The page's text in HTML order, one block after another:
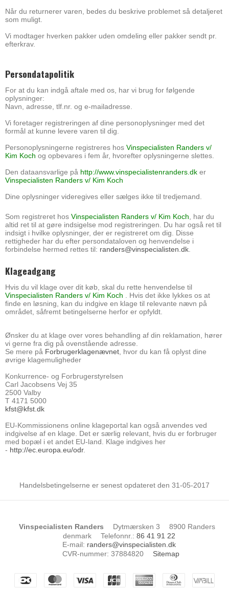
Når du returnerer varen, bedes du beskrive problemet så detaljeret
som muligt.
Vi modtager hverken pakker uden omdeling eller pakker sendt pr.
efterkrav.
Persondatapolitik
For at du kan indgå aftale med os, har vi brug for følgende
oplysninger:
Navn, adresse, tlf.nr. og e-mailadresse.
Vi foretager registreringen af dine personoplysninger med det
formål at kunne levere varen til dig.
Personoplysningerne registreres hos Vinspecialisten Randers v/
Kim Koch og opbevares i fem år, hvorefter oplysningerne slettes.
Den dataansvarlige på http://www.vinspecialistenranders.dk er
Vinspecialisten Randers v/ Kim Koch
Dine oplysninger videregives eller sælges ikke til tredjemand.
Som registreret hos Vinspecialisten Randers v/ Kim Koch , har du
altid ret til at gøre indsigelse mod registreringen. Du har også ret til
indsigt i hvilke oplysninger, der er registreret om dig. Disse
rettigheder har du efter persondataloven og henvendelse i
forbindelse hermed rettes til: randers@vinspecialisten.dk
Klageadgang
Hvis du vil klage over dit køb, skal du rette henvendelse til
Vinspecialisten Randers v/ Kim Koch . Hvis det ikke lykkes os at
finde en løsning, kan du indgive en klage til relevante nævn på
området, såfremt betingelserne herfor er opfyldt.
Ønsker du at klage over vores behandling af din reklamation, hører
vi gerne fra dig på ovenstående adresse.
Se mere på Forbrugerklagenævnet , hvor du kan få oplyst dine
øvrige klagemuligheder
Konkurrence- og Forbrugerstyrelsen
Carl Jacobsens Vej 35
2500 Valby
T 4171 5000
kfst@kfst.dk
EU-Kommissionens online klageportal kan også anvendes ved
indgivelse af en klage. Det er særlig relevant, hvis du er forbruger
med bopæl i et andet EU-land. Klage indgives her
- http://ec.europa.eu/odr.
Handelsbetingelserne er senest opdateret den 31-05-2017
Vinspecialisten Randers Dytmærsken 3
8900 Randers
denmark
Telefonnr. : 86 41 91 22
E-mail: randers@vinspecialisten.dk
CVR-nummer: 37884820 Sitemap